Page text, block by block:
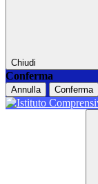
Chiudi
Conferma
Annulla Conferma